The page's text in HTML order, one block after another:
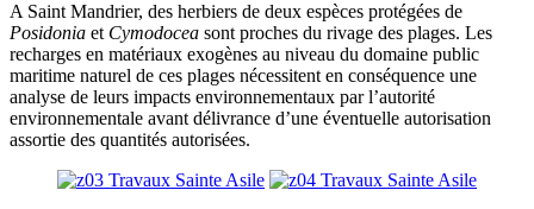
A Saint Mandrier, des herbiers de deux espèces protégées de
Posidonia et Cymodocea sont proches du rivage des plages. Les
recharges en matériaux exogènes au niveau du domaine public
maritime naturel de ces plages nécessitent en conséquence une
analyse de leurs impacts environnementaux par l’autorité
environnementale avant délivrance d’une éventuelle autorisation
assortie des quantités autorisées.